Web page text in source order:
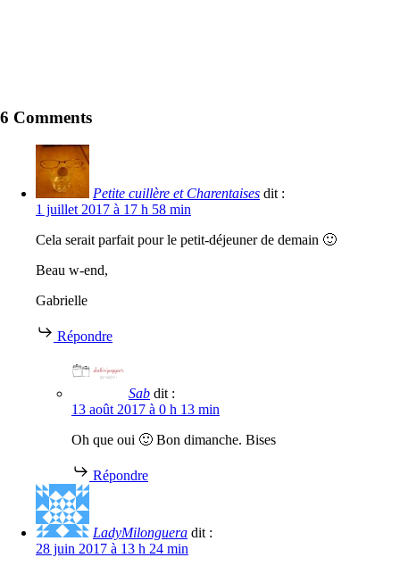
6 Comments
Petite cuillère et Charentaises dit :
1 juillet 2017 à 17 h 58 min
Cela serait parfait pour le petit-déjeuner de demain 🙂
Beau w-end,
Gabrielle
Répondre
Sab dit :
13 août 2017 à 0 h 13 min
Oh que oui 🙂 Bon dimanche. Bises
Répondre
LadyMilonguera dit :
28 juin 2017 à 13 h 24 min